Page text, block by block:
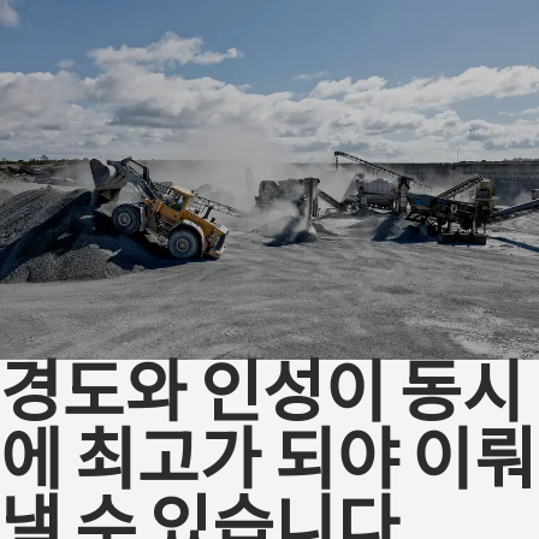
경도와 인성이 동시
에 최고가 되야 이뤄